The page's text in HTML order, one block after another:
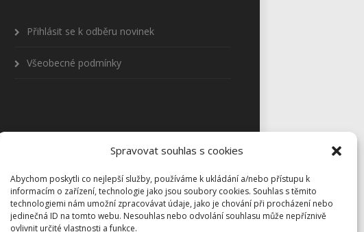
Spravovat souhlas s cookies
Abychom poskytli co nejlepší služby, používáme k ukládání a/nebo přístupu k
informacím o zařízení, technologie jako jsou soubory cookies. Souhlas s těmito
technologiemi nám umožní zpracovávat údaje, jako je chování při procházení nebo
jedinečná ID na tomto webu. Nesouhlas nebo odvolání souhlasu může nepříznivě
ovlivnit určité vlastnosti a funkce.
Přihlásit se k odběru novinek
Všeobecné podmínky